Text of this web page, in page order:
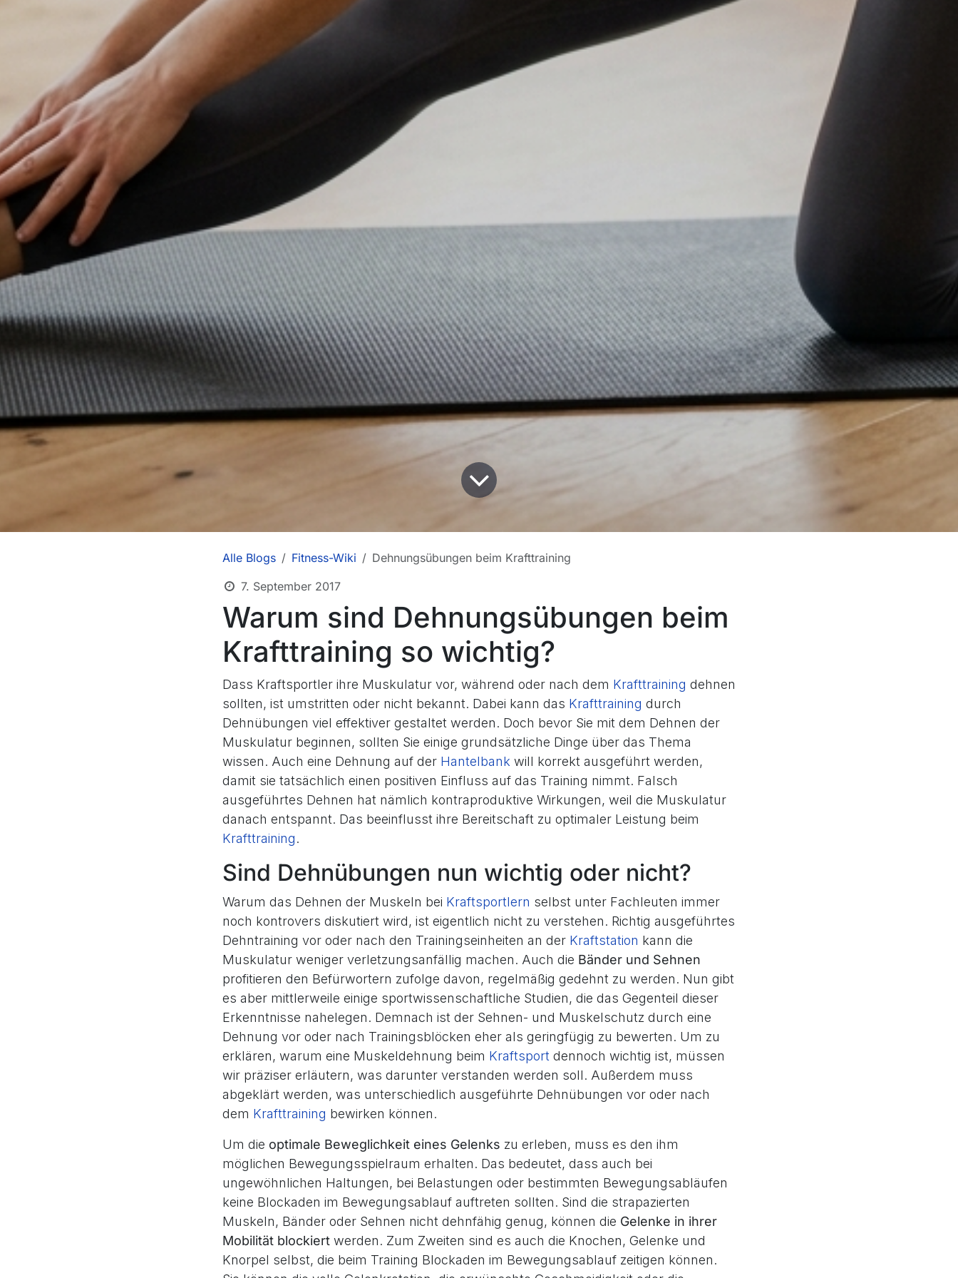
Alle Blogs Fitness-Wiki
Dehnungsübungen beim Krafttraining
7. September 2017
Warum sind Dehnungsübungen beim
Krafttraining so wichtig?
Dass Kraftsportler ihre Muskulatur vor, während oder nach dem Krafttraining dehnen
sollten, ist umstritten oder nicht bekannt. Dabei kann das Krafttraining durch
Dehnübungen viel effektiver gestaltet werden. Doch bevor Sie mit dem Dehnen der
Muskulatur beginnen, sollten Sie einige grundsätzliche Dinge über das Thema
wissen. Auch eine Dehnung auf der Hantelbank will korrekt ausgeführt werden,
damit sie tatsächlich einen positiven Einfluss auf das Training nimmt. Falsch
ausgeführtes Dehnen hat nämlich kontraproduktive Wirkungen, weil die Muskulatur
danach entspannt. Das beeinflusst ihre Bereitschaft zu optimaler Leistung beim
Krafttraining.
Sind Dehnübungen nun wichtig oder nicht?
Warum das Dehnen der Muskeln bei Kraftsportlern selbst unter Fachleuten immer
noch kontrovers diskutiert wird, ist eigentlich nicht zu verstehen. Richtig ausgeführtes
Dehntraining vor oder nach den Trainingseinheiten an der Kraftstation kann die
Muskulatur weniger verletzungsanfällig machen. Auch die Bänder und Sehnen
profitieren den Befürwortern zufolge davon, regelmäßig gedehnt zu werden. Nun gibt
es aber mittlerweile einige sportwissenschaftliche Studien, die das Gegenteil dieser
Erkenntnisse nahelegen. Demnach ist der Sehnen- und Muskelschutz durch eine
Dehnung vor oder nach Trainingsblöcken eher als geringfügig zu bewerten. Um zu
erklären, warum eine Muskeldehnung beim Kraftsport dennoch wichtig ist, müssen
wir präziser erläutern, was darunter verstanden werden soll. Außerdem muss
abgeklärt werden, was unterschiedlich ausgeführte Dehnübungen vor oder nach
dem Krafttraining bewirken können.
Um die optimale Beweglichkeit eines Gelenks zu erleben, muss es den ihm
möglichen Bewegungsspielraum erhalten. Das bedeutet, dass auch bei
ungewöhnlichen Haltungen, bei Belastungen oder bestimmten Bewegungsabläufen
keine Blockaden im Bewegungsablauf auftreten sollten. Sind die strapazierten
Muskeln, Bänder oder Sehnen nicht dehnfähig genug, können die Gelenke in ihrer
Mobilität blockiert werden. Zum Zweiten sind es auch die Knochen, Gelenke und
Knorpel selbst, die beim Training Blockaden im Bewegungsablauf zeitigen können.